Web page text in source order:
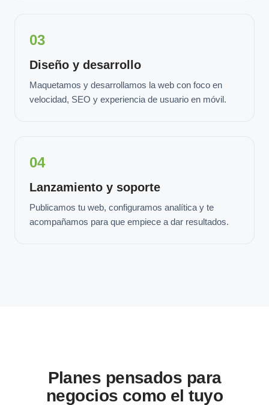
03
Diseño y desarrollo
Maquetamos y desarrollamos la web con foco en
velocidad, SEO y experiencia de usuario en móvil.
04
Lanzamiento y soporte
Publicamos tu web, configuramos analítica y te
acompañamos para que empiece a dar resultados.
Planes pensados para
negocios como el tuyo